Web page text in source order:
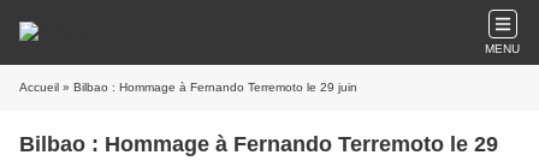
MENU
Accueil » Bilbao : Hommage à Fernando Terremoto le 29 juin
Bilbao : Hommage à Fernando Terremoto le 29